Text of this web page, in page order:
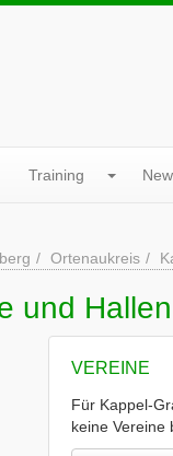
Training
Ortenaukreis
und
VEREINE
Für Kappel-
keine Vereine